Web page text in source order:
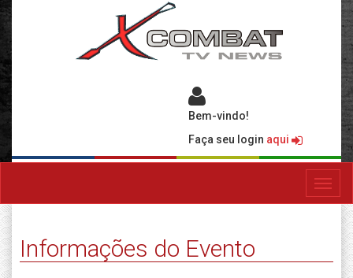
Bem-vindo!
Faça seu login aqui
Informações do Evento